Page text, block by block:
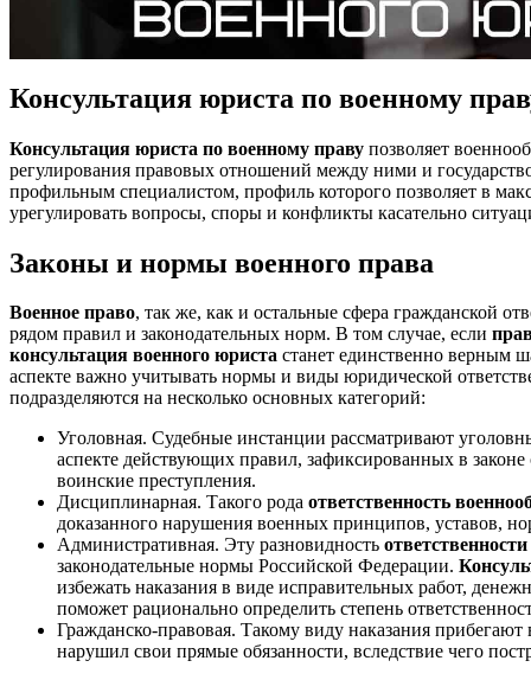
Консультация юриста по военному
Консультация юриста по военному праву позволяет
регулирования правовых отношений между ними и
профильным специалистом, профиль которого позволяет в
урегулировать вопросы, споры и конфликты касательно
Законы и нормы военного права
Военное право, так же, как и остальные сфера гражданской
рядом правил и законодательных норм. В том случае, если
консультация военного юриста станет единственно верным
аспекте важно учитывать нормы и виды юридической
подразделяются на несколько основных категорий:
Уголовная. Судебные инстанции рассматривают
аспекте действующих правил, зафиксированных в законе
воинские преступления.
Дисциплинарная. Такого рода ответственность
доказанного нарушения военных принципов, уставов,
Административная. Эту разновидность
законодательные нормы Российской Федерации.
избежать наказания в виде исправительных работ,
поможет рационально определить степень
Гражданско-правовая. Такому виду наказания
нарушил свои прямые обязанности, вследствие чего